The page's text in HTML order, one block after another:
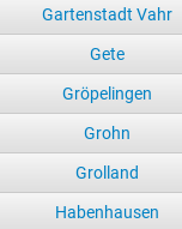
Gartenstadt Vahr
Gete
Gröpelingen
Grohn
Grolland
Habenhausen